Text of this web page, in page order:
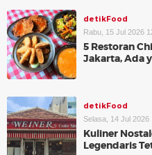
detikFood
Rabu, 15 Jul 2026
5 Restoran
Jakarta, Ada
detikFood
Selasa, 14 Jul 2026
Kuliner
Legendaris